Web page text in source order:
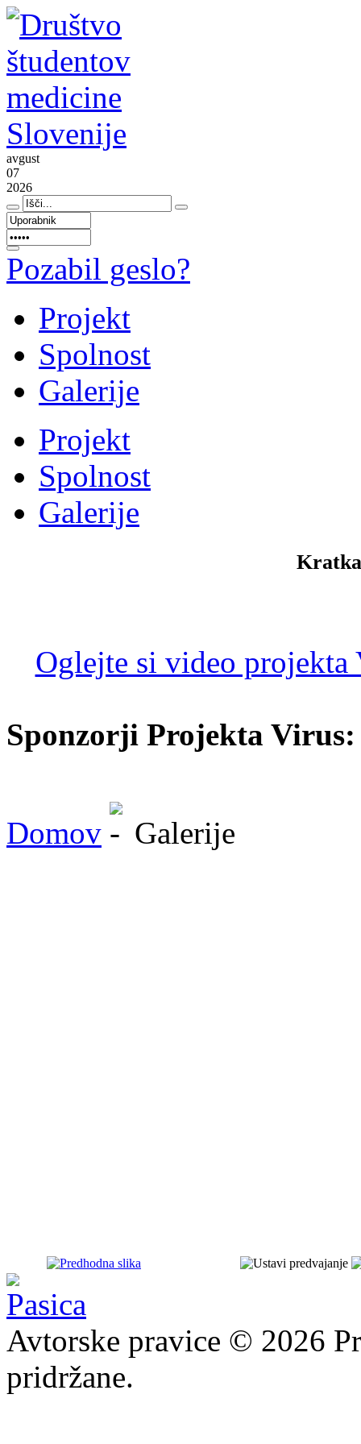
avgust
07
2026
Pozabil geslo?
Projekt
Spolnost
Galerije
Projekt
Spolnost
Galerije
Oglejte si video projekta
Sponzorji Projekta Virus:
Domov Galerije
Avtorske pravice © 2026
pridržane.